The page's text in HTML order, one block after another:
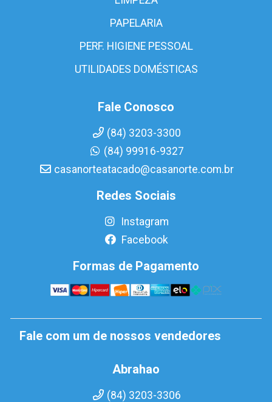
PAPELARIA
PERF. HIGIENE PESSOAL
UTILIDADES DOMÉSTICAS
Fale Conosco
(84) 3203-3300
(84) 99916-9327
casanorteatacado@casanorte.com.br
Redes Sociais
Instagram
Facebook
Formas de Pagamento
Fale com um de nossos vendedores
Abrahao
(84) 3203-3306